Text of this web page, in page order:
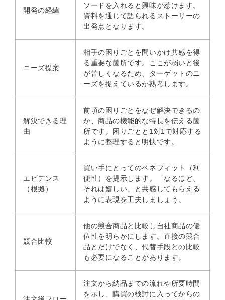
開発の経緯
ソードを入れると興味が惹けます。
資料を通じて語られるストーリーの
出発点となります。
ニーズ提案
相手の困りごとを問いかけ共感を得
る重要な箇所です。ここが弱いと後
が苦しくなるため、ターゲットのニ
ーズを捉えているか熟考します。
解決できる理
由
前項の困りごとをなぜ解決できるの
か、商品の機能的な特長を伝える箇
所です。困りごとと1対1で対応する
ように整理すると明快です。
エビデンス
（根拠）
買い手にとってのベネフィット（利
便性）を提示します。「なるほど、
それは嬉しい」と共感してもらえる
ように表現を工夫しましょう。
競合比較
他の競合商品と比較し自社商品の優
位性を明らかにします。直接の競合
品とだけでなく、代替手段との比較
も必要になることがあります。
注文から納品までの流れや所要時間
を示し、購買の検討に入ってからの